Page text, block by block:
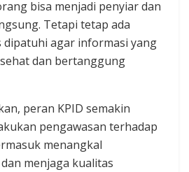
bisa menjadi penyiar dan
Tetapi tetap ada
agar informasi yang
dan bertanggung
peran KPID semakin
pengawasan terhadap
menangkal
menjaga kualitas